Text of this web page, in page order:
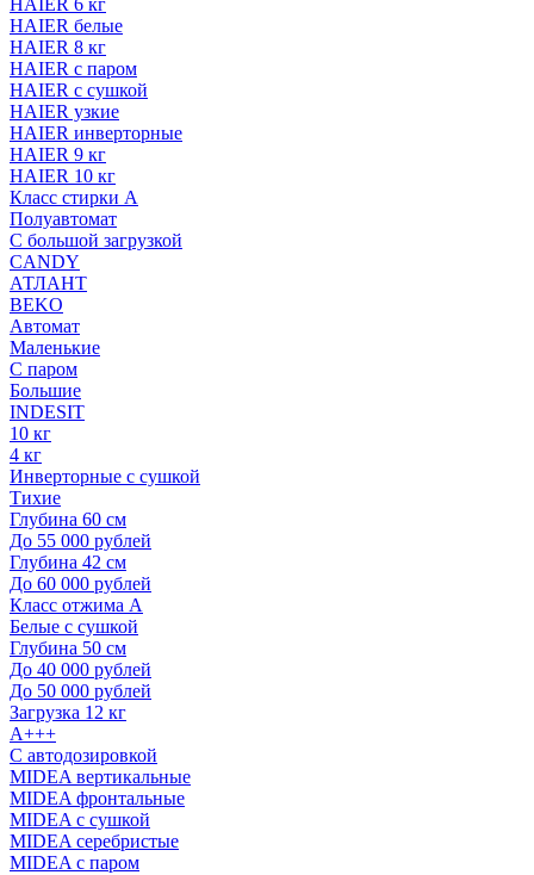
HAIER белые
HAIER 8 кг
HAIER с паром
HAIER с сушкой
HAIER узкие
HAIER инверторные
HAIER 9 кг
HAIER 10 кг
Класс стирки A
Полуавтомат
С большой загрузкой
CANDY
АТЛАНТ
BEKO
Автомат
Маленькие
С паром
Большие
INDESIT
10 кг
4 кг
Инверторные с сушкой
Тихие
Глубина 60 см
До 55 000 рублей
Глубина 42 см
До 60 000 рублей
Класс отжима A
Белые с сушкой
Глубина 50 см
До 40 000 рублей
До 50 000 рублей
Загрузка 12 кг
A+++
С автодозировкой
MIDEA вертикальные
MIDEA фронтальные
MIDEA с сушкой
MIDEA серебристые
MIDEA с паром